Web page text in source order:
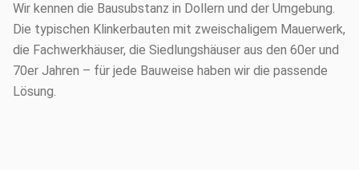
Wir kennen die Bausubstanz in Dollern und der Umgebung.
Die typischen Klinkerbauten mit zweischaligem Mauerwerk,
die Fachwerkhäuser, die Siedlungshäuser aus den 60er und
70er Jahren – für jede Bauweise haben wir die passende
Lösung.